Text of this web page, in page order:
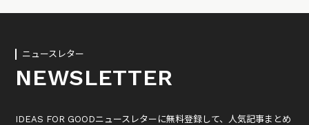
ニュースレター
NEWSLETTER
IDEAS FOR GOODニュースレターに無料登録して、人気記事まとめ